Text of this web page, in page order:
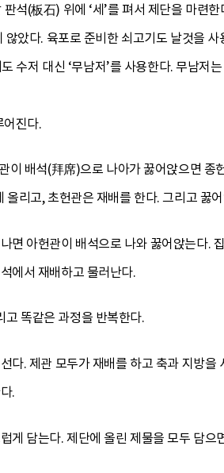
석(板石) 위에 ‘세’를 펴서 제단을 마련
았다. 육포로 준비한 쇠고기도 날것을
수저 대신 ‘무남저’를 사용한다. 무남저
진다.
배석(拜席)으로 나아가 꿇어앉으면 종
리고, 초헌관은 재배를 한다. 그리고 꿇
면 아헌관이 배석으로 나와 꿇어앉는다.
에서 재배하고 물러난다.
고 똑같은 과정을 반복한다.
. 제관 모두가 재배를 하고 축과 지방을
.
게 담는다. 제단에 올린 제물을 모두 담으